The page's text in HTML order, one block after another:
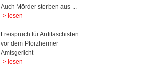
Auch Mörder sterben aus ...
-> lesen
Freispruch für Antifaschisten
vor dem Pforzheimer
Amtsgericht
-> lesen